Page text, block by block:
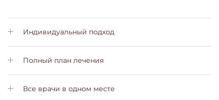
Индивидуальный подход
Личный менеджер позаботится о Вас на всех этапах лечения
Полный план лечения
Вы получите подробный план лечения с пояснениями на
всех этапах
Все врачи в одном месте